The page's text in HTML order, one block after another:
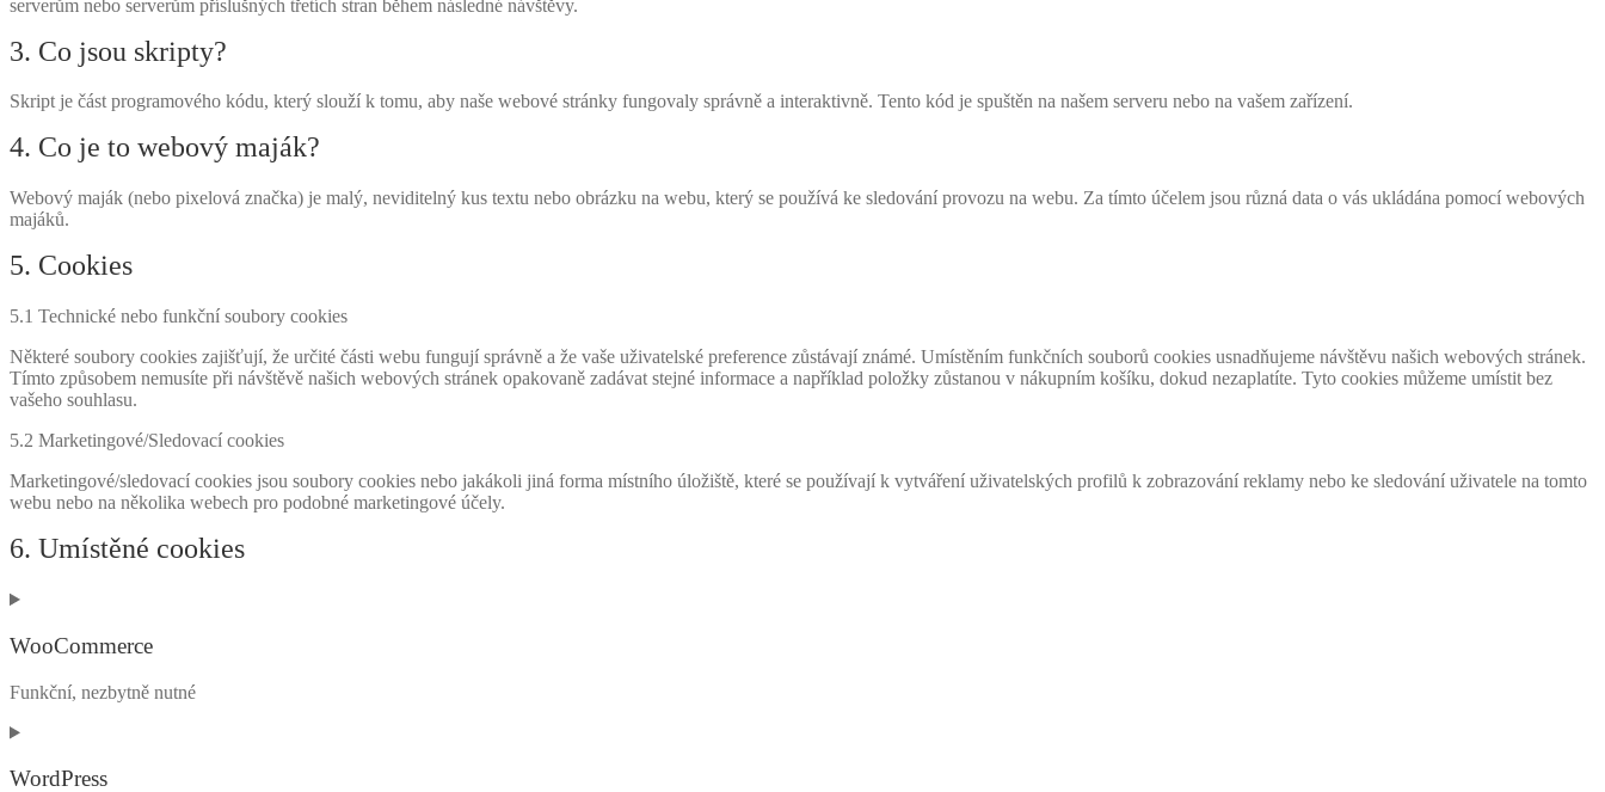
serverům nebo serverům příslušných třetích stran během následné návštěvy.
3. Co jsou skripty?
Skript je část programového kódu, který slouží k tomu, aby naše webové stránky fungovaly správně a interaktivně. Tento kód je spuštěn na našem serveru nebo na vašem zařízení.
4. Co je to webový maják?
Webový maják (nebo pixelová značka) je malý, neviditelný kus textu nebo obrázku na webu, který se používá ke sledování provozu na webu. Za tímto účelem jsou různá data o vás ukládána pomocí webových
majáků.
5. Cookies
5.1 Technické nebo funkční soubory cookies
Některé soubory cookies zajišťují, že určité části webu fungují správně a že vaše uživatelské preference zůstávají známé. Umístěním funkčních souborů cookies usnadňujeme návštěvu našich webových stránek.
Tímto způsobem nemusíte při návštěvě našich webových stránek opakovaně zadávat stejné informace a například položky zůstanou v nákupním košíku, dokud nezaplatíte. Tyto cookies můžeme umístit bez
vašeho souhlasu.
5.2 Marketingové/Sledovací cookies
Marketingové/sledovací cookies jsou soubory cookies nebo jakákoli jiná forma místního úložiště, které se používají k vytváření uživatelských profilů k zobrazování reklamy nebo ke sledování uživatele na tomto
webu nebo na několika webech pro podobné marketingové účely.
6. Umístěné cookies
WooCommerce
Funkční, nezbytně nutné
Consent
service
WordPress